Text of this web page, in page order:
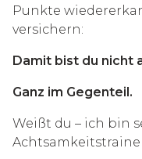
Punkte
versichern:
Damit bist du nicht
Ganz im Gegenteil.
Weißt du – ich bin